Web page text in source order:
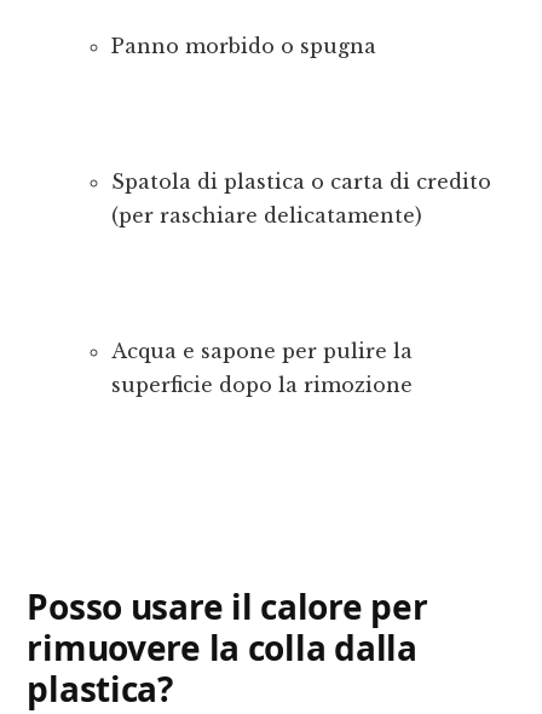
Panno morbido o spugna
Spatola di plastica o carta di credito
(per raschiare delicatamente)
Acqua e sapone per pulire la
superficie dopo la rimozione
Posso usare il calore per
rimuovere la colla dalla
plastica?